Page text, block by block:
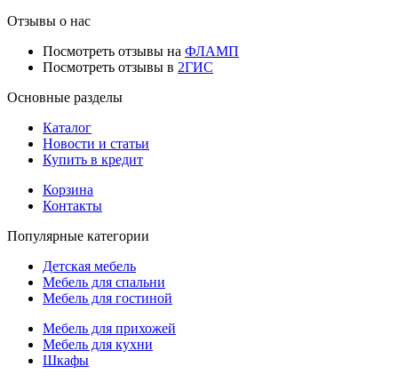
Отзывы о нас
Посмотреть отзывы на ФЛАМП
Посмотреть отзывы в 2ГИС
Основные разделы
Каталог
Новости и статьи
Купить в кредит
Корзина
Контакты
Популярные категории
Детская мебель
Мебель для спальни
Мебель для гостиной
Мебель для прихожей
Мебель для кухни
Шкафы